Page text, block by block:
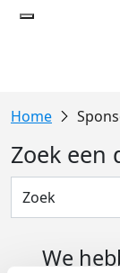
Zoek een
We